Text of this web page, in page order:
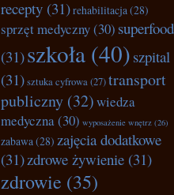
recepty (31)rehabilitacja(28)
sprzęt medyczny(30)
(31)szkoła (40) szpital
(31)sztuka cyfrowa(27)transport
publiczny (32)wiedza
medyczna(30) wyposażenie wnętrz (26)
zabawa(28) zajęcia dodatkowe
(31)zdrowe żywienie (31)
zdrowie (35)